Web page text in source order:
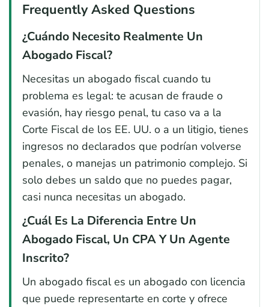
Frequently Asked Questions
¿Cuándo Necesito Realmente Un
Abogado Fiscal?
Necesitas un abogado fiscal cuando tu
problema es legal: te acusan de fraude o
evasión, hay riesgo penal, tu caso va a la
Corte Fiscal de los EE. UU. o a un litigio, tienes
ingresos no declarados que podrían volverse
penales, o manejas un patrimonio complejo. Si
solo debes un saldo que no puedes pagar,
casi nunca necesitas un abogado.
¿Cuál Es La Diferencia Entre Un
Abogado Fiscal, Un CPA Y Un Agente
Inscrito?
Un abogado fiscal es un abogado con licencia
que puede representarte en corte y ofrece